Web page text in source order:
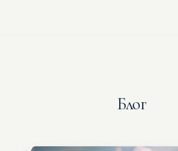
Блог